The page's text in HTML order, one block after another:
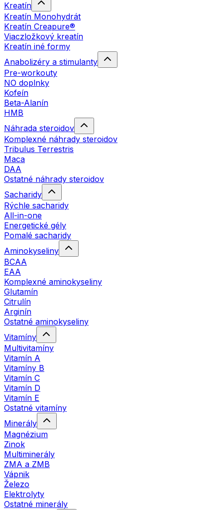
Kreatín
Kreatín Monohydrát
Kreatín Creapure®
Viaczložkový kreatín
Kreatín iné formy
Anabolizéry a stimulanty
Pre-workouty
NO doplnky
Kofeín
Beta-Alanín
HMB
Náhrada steroidov
Komplexné náhrady steroidov
Tribulus Terrestris
Maca
DAA
Ostatné náhrady steroidov
Sacharidy
Rýchle sacharidy
All-in-one
Energetické gély
Pomalé sacharidy
Aminokyseliny
BCAA
EAA
Komplexné aminokyseliny
Glutamín
Citrulín
Arginín
Ostatné aminokyseliny
Vitamíny
Multivitamíny
Vitamín A
Vitamíny B
Vitamín C
Vitamín D
Vitamín E
Ostatné vitamíny
Minerály
Magnézium
Zinok
Multiminerály
ZMA a ZMB
Vápnik
Železo
Elektrolyty
Ostatné minerály